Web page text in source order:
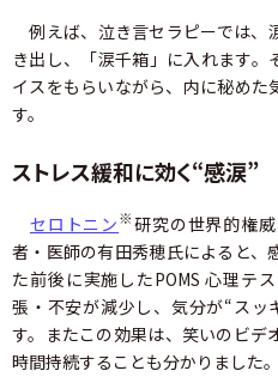
例えば、泣き言セラピーでは、
き出し、「涙千箱」に入れます
イスをもらいながら、内に秘めた
す。
ストレス緩和に効く“感涙”
セロトニン※研究の世界的権
者・医師の有田秀穂氏によると、
た前後に実施したPOMS 心理テ
張・不安が減少し、気分が“スッ
す。またこの効果は、笑いのビデ
時間持続することも分かりました。